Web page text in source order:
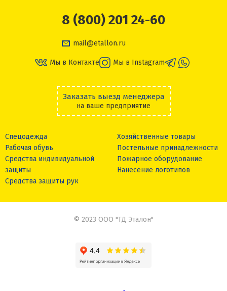
8 (800) 201 24-60
mail@etallon.ru
Мы в Контакте Мы в Instagram
Заказать выезд менеджера
на ваше предприятие
Спецодежда
Рабочая обувь
Средства индивидуальной
защиты
Средства защиты рук
Хозяйственные товары
Постельные принадлежности
Пожарное оборудование
Нанесение логотипов
© 2023 ООО "ТД Эталон"